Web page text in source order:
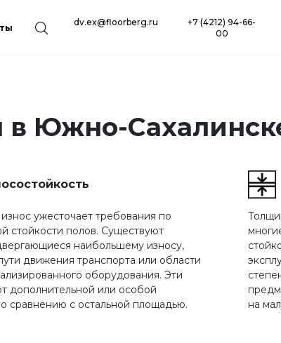
dv.ex@floorberg.ru
+7 (4212) 94-66-
00
Южно-
ужесточает требования по
стойкости полов. Существуют
наибольшему износу,
движения транспорта или области
оборудования. Эти
дополнительной или особой
сравнению с остальной площадью.
на